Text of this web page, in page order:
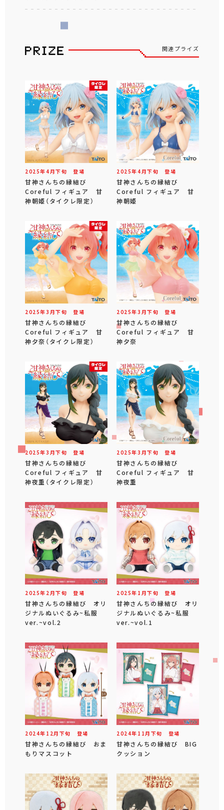
関連プライズ
2025年4 月下旬 登場
甘神さんちの縁結び
Coreful フィギュア 甘
神朝姫（タイクレ限定）
2025年4 月下旬 登場
甘神さんちの縁結び
Coreful フィギュア 甘
神朝姫
2025年3 月下旬 登場
甘神さんちの縁結び
Coreful フィギュア 甘
神夕奈（タイクレ限定）
2025年3 月下旬 登場
甘神さんちの縁結び
Coreful フィギュア 甘
神夕奈
2025年3 月下旬 登場
甘神さんちの縁結び
Coreful フィギュア 甘
神夜重（タイクレ限定）
2025年3 月下旬 登場
甘神さんちの縁結び
Coreful フィギュア 甘
神夜重
2025年 2 月下旬 登場
甘神さんちの縁結び オリ
ジナルぬいぐるみ~私服
ver.~vol.2
2025年 1 月下旬 登場
甘神さんちの縁結び オリ
ジナルぬいぐるみ~私服
ver.~vol.1
2024年 12 月 下旬 登場
甘神さんちの縁結び おま
もりマスコット
2024年 11 月 下旬 登場
甘神さんちの縁結び BIG
クッション